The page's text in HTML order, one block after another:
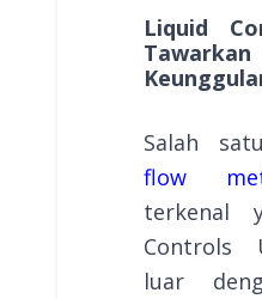
Liquid
Salah
flow
terkenal
Controls
luar